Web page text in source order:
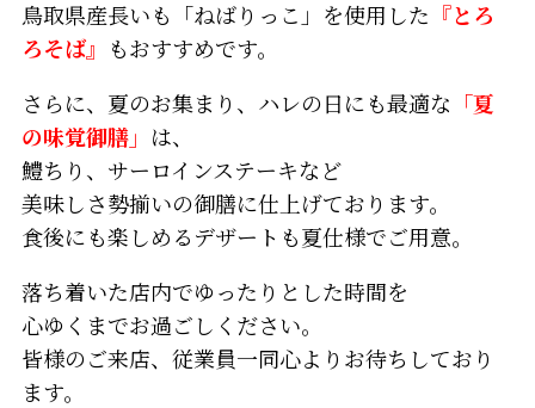
鳥取県産長いも「ねばりっこ」を使用した 『とろ
ろそば』 もおすすめです。
さらに、夏のお集まり、ハレの日にも最適な 「夏
の味覚御膳」 は、
鱧ちり、サーロインステーキなど
美味しさ勢揃いの御膳に仕上げております。
食後にも楽しめるデザートも夏仕様でご用意。
落ち着いた店内でゆったりとした時間を
心ゆくまでお過ごしください。
皆様のご来店、従業員一同心よりお待ちしており
ます。